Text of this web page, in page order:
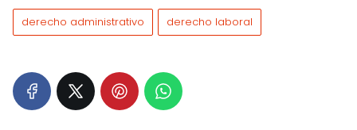
derecho administrativo derecho laboral